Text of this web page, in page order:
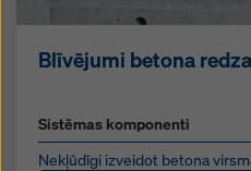
Blīvējumi betona
Sistēmas komponenti
Nekļūdīgi izveidot betona